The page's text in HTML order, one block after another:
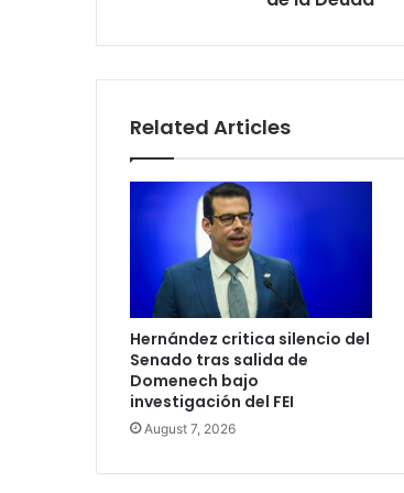
Related Articles
Hernández critica silencio del
Senado tras salida de
Domenech bajo
investigación del FEI
August 7, 2026